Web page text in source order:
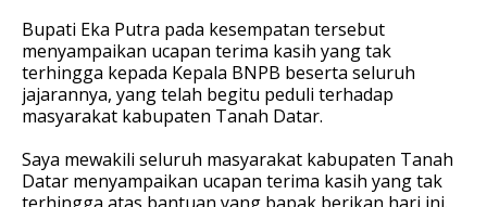
Bupati Eka Putra pada kesempatan tersebut
menyampaikan ucapan terima kasih yang tak
terhingga kepada Kepala BNPB beserta seluruh
jajarannya, yang telah begitu peduli terhadap
masyarakat kabupaten Tanah Datar.
Saya mewakili seluruh masyarakat kabupaten Tanah
Datar menyampaikan ucapan terima kasih yang tak